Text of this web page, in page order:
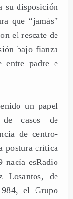
su disposición
que “jamás”
el rescate de
bajo fianza
entre padre e
un papel
de casos de
de centro-
postura crítica
nacía esRadio
Losantos, de
el Grupo